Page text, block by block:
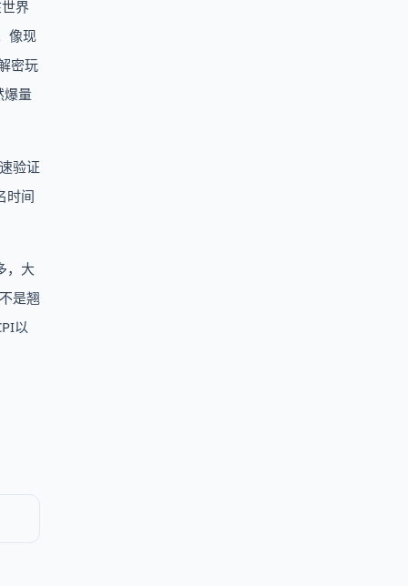
界
像现
密玩
爆量
验证
时间
，大
是翘
以